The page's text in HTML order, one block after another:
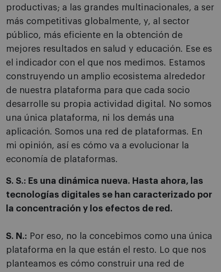
productivas; a las grandes multinacionales, a ser
más competitivas globalmente, y, al sector
público, más eficiente en la obtención de
mejores resultados en salud y educación. Ese es
el indicador con el que nos medimos. Estamos
construyendo un amplio ecosistema alrededor
de nuestra plataforma para que cada socio
desarrolle su propia actividad digital. No somos
una única plataforma, ni los demás una
aplicación. Somos una red de plataformas. En
mi opinión, así es cómo va a evolucionar la
economía de plataformas.
S. S.: Es una dinámica nueva. Hasta ahora, las
tecnologías digitales se han caracterizado por
la concentración y los efectos de red.
S. N.: Por eso, no la concebimos como una única
plataforma en la que están el resto. Lo que nos
planteamos es cómo construir una red de